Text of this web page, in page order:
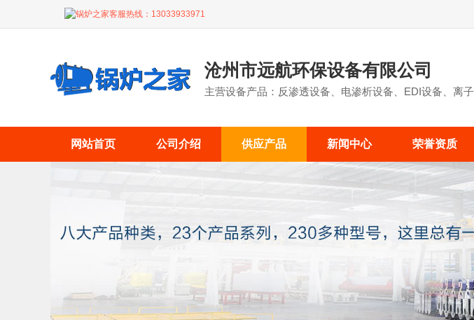
锅炉之家客服热线： 13033933971
沧州市远航环保设备有限公司
主营设备产品：反渗透设备、电渗析设备、EDI设备、离
网站首页 公司介绍 供应产品 新闻中心 荣誉资质